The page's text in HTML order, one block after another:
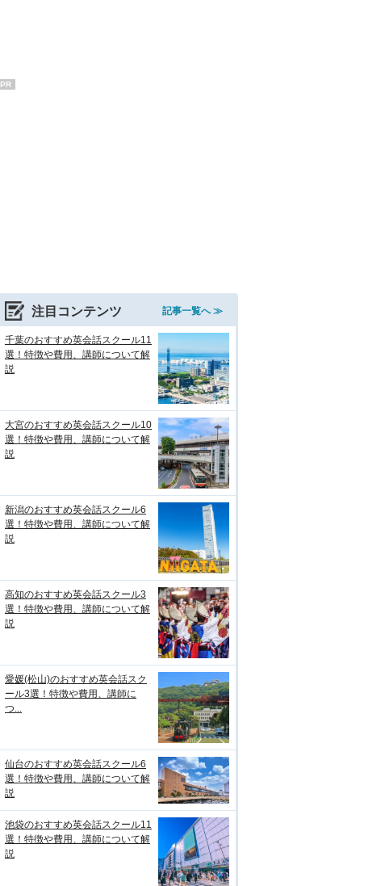
PR
注目コンテンツ 記事一覧へ ≫
千葉のおすすめ英会話スクール11
選！特徴や費用、講師について解
説
大宮のおすすめ英会話スクール10
選！特徴や費用、講師について解
説
新潟のおすすめ英会話スクール6
選！特徴や費用、講師について解
説
高知のおすすめ英会話スクール3
選！特徴や費用、講師について解
説
愛媛(松山)のおすすめ英会話スク
ール3選！特徴や費用、講師に
つ...
仙台のおすすめ英会話スクール6
選！特徴や費用、講師について解
説
池袋のおすすめ英会話スクール11
選！特徴や費用、講師について解
説